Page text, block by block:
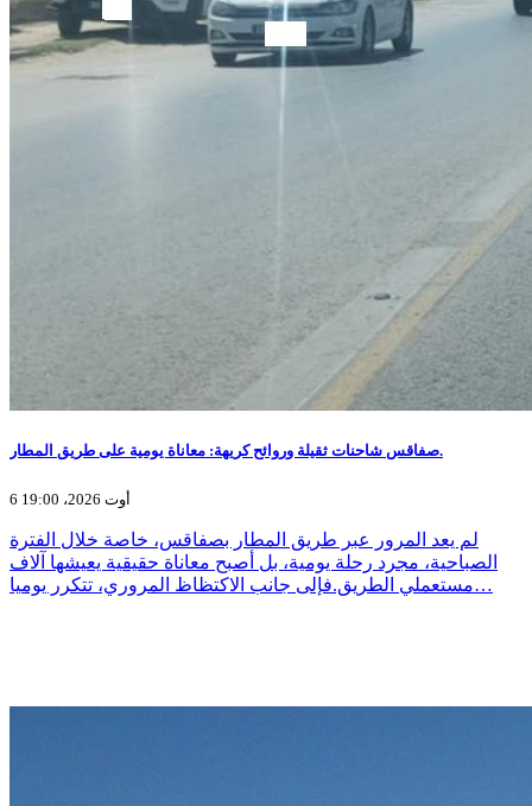
صفاقس شاحنات ثقيلة وروائح كريهة: معاناة يومية على طريق المطار.
6 أوت 2026، 19:00
لم يعد المرور عبر طريق المطار بصفاقس، خاصة خلال الفترة
الصباحية، مجرد رحلة يومية، بل أصبح معاناة حقيقية يعيشها آلاف
مستعملي الطريق.فإلى جانب الاكتظاظ المروري، تتكرر يوميا…